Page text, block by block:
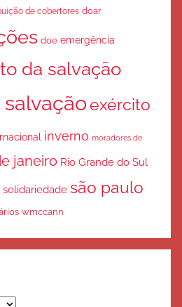
de cobertores doar
doe emergência
da salvação
exército
inverno moradores de
janeiro Rio Grande do Sul
solidariedade são paulo
wmccann